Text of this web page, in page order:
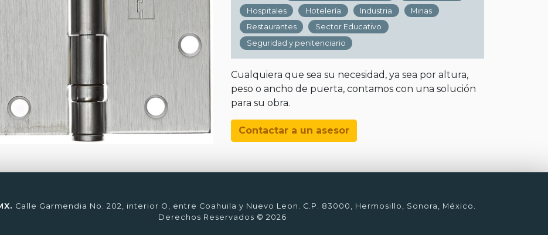
Hospitales
Hotelería Industria
Minas
Restaurantes
Sector Educativo
Seguridad y penitenciario
Cualquiera que sea su necesidad, ya sea por altura,
peso o ancho de puerta, contamos con una solución
para su obra.
Contactar a un asesor
Calle Garmendia No. 202, interior O, entre Coahuila y Nuevo Leon. C.P. 83000, Hermosillo, Sonora, México.
Derechos Reservados © 2026